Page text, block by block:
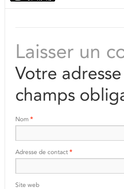
Laisser un
Votre
champs
Nom *
Adresse de contact *
Site web